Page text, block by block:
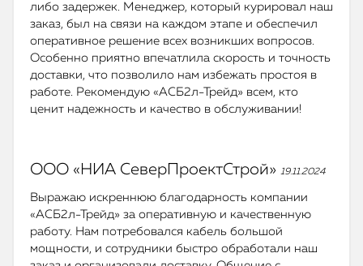
либо задержек. Менеджер, который курировал наш
заказ, был на связи на каждом этапе и обеспечил
оперативное решение всех возникших вопросов.
Особенно приятно впечатлила скорость и точность
доставки, что позволило нам избежать простоя в
работе. Рекомендую «АСБ2л-Трейд» всем, кто
ценит надежность и качество в обслуживании!
ООО «НИА СеверПроектСтрой» 19.11.2024
Выражаю искреннюю благодарность компании
«АСБ2л-Трейд» за оперативную и качественную
работу. Нам потребовался кабель большой
мощности, и сотрудники быстро обработали наш